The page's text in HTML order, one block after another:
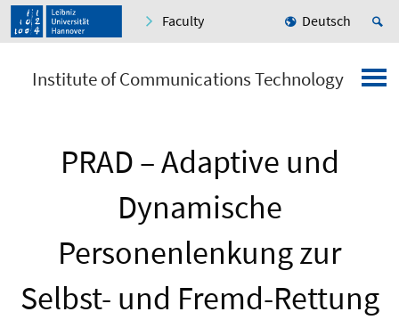
Faculty Deutsch
Institute of Communications Technology
PRAD – Adaptive und
Dynamische
Personenlenkung zur
Selbst- und Fremd-Rettung